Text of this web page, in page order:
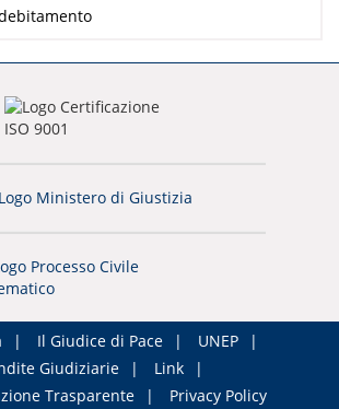
Il Giudice di Pace
UNEP
Giudiziarie
Link
Trasparente
Privacy Policy